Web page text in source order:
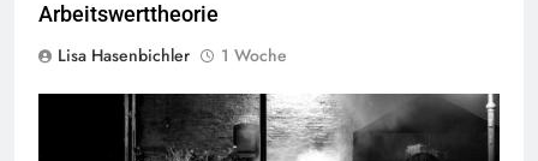
Arbeitswerttheorie
Lisa Hasenbichler
1 Woche
George Floyd Aufstand © Chad Davis.jpg